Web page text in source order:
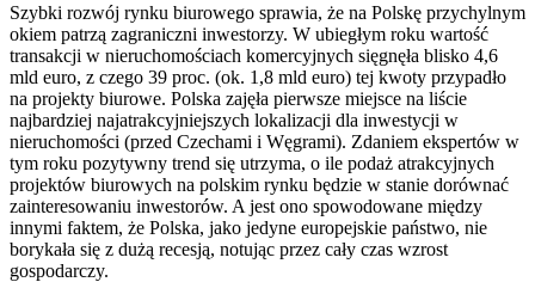
Szybki rozwój rynku biurowego sprawia, że na Polskę przychylnym
okiem patrzą zagraniczni inwestorzy. W ubiegłym roku wartość
transakcji w nieruchomościach komercyjnych sięgnęła blisko 4,6
mld euro, z czego 39 proc. (ok. 1,8 mld euro) tej kwoty przypadło
na projekty biurowe. Polska zajęła pierwsze miejsce na liście
najbardziej najatrakcyjniejszych lokalizacji dla inwestycji w
nieruchomości (przed Czechami i Węgrami). Zdaniem ekspertów w
tym roku pozytywny trend się utrzyma, o ile podaż atrakcyjnych
projektów biurowych na polskim rynku będzie w stanie dorównać
zainteresowaniu inwestorów. A jest ono spowodowane między
innymi faktem, że Polska, jako jedyne europejskie państwo, nie
borykała się z dużą recesją, notując przez cały czas wzrost
gospodarczy.